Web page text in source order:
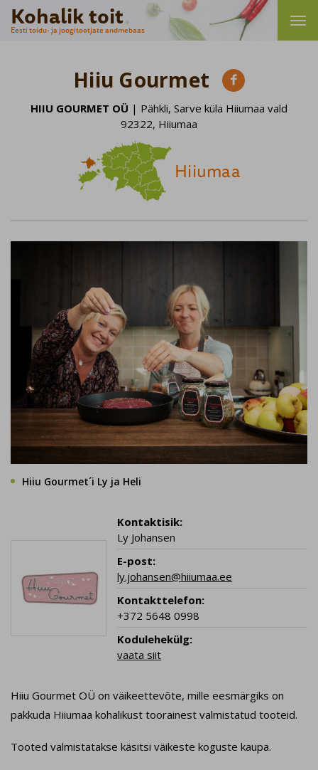
Kohalik toit
Eesti toidu- ja joogitootjate andmebaas
Hiiu Gourmet 
HIIU GOURMET OÜ | Pähkli, Sarve küla Hiiumaa vald
92322, Hiiumaa
Hiiumaa
Hiiu Gourmet´i Ly ja Heli
Kontaktisik:
Ly Johansen
E-post:
ly.johansen@hiiumaa.ee
Kontakttelefon:
+372 5648 0998
Kodulehekülg:
vaata siit
Hiiu Gourmet OÜ on väikeettevõte, mille eesmärgiks on
pakkuda Hiiumaa kohalikust toorainest valmistatud tooteid.
Tooted valmistatakse käsitsi väikeste koguste kaupa.